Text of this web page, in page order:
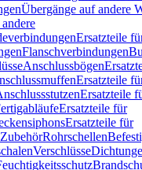
Übergänge auf andere
Ersatzteile
Flanschverbindungen
Anschlussbögen
Ersatzteile
Ersatzteile
Ersatzteile für
Ersatzteile für
ZubehörRohrschellen
Verschlüsse